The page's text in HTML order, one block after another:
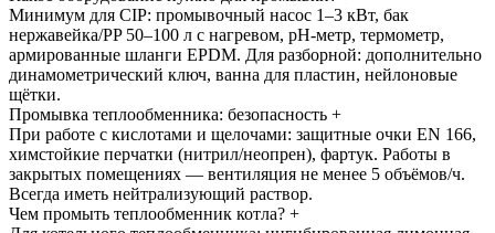
Минимум для CIP: промывочный насос 1–3 кВт, бак
нержавейка/PP 50–100 л с нагревом, pH-метр, термометр,
армированные шланги EPDM. Для разборной: дополнительно
динамометрический ключ, ванна для пластин, нейлоновые
щётки.
Промывка теплообменника: безопасность +
При работе с кислотами и щелочами: защитные очки EN 166,
химстойкие перчатки (нитрил/неопрен), фартук. Работы в
закрытых помещениях — вентиляция не менее 5 объёмов/ч.
Всегда иметь нейтрализующий раствор.
Чем промыть теплообменник котла? +